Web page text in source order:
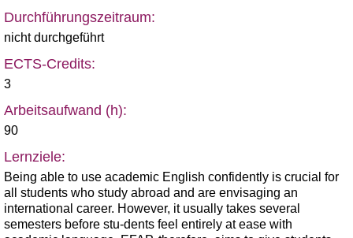
Durchführungszeitraum:
nicht durchgeführt
ECTS-Credits:
3
Arbeitsaufwand (h):
90
Lernziele:
Being able to use academic English confidently is crucial for
all students who study abroad and are envisaging an
international career. However, it usually takes several
semesters before stu-dents feel entirely at ease with